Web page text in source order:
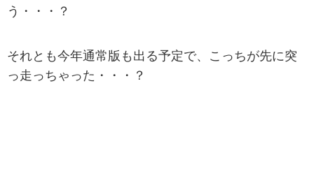
う・・・？
それとも今年通常版も出る予定で、こっちが先に突
っ走っちゃった・・・？